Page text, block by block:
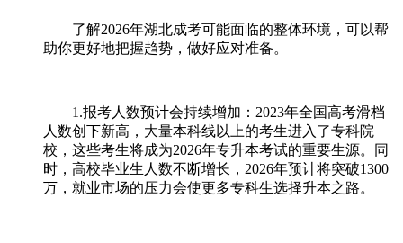
了解2026年湖北成考可能面临的整体环境，可以帮
助你更好地把握趋势，做好应对准备。
1.报考人数预计会持续增加：2023年全国高考滑档
人数创下新高，大量本科线以上的考生进入了专科院
校，这些考生将成为2026年专升本考试的重要生源。同
时，高校毕业生人数不断增长，2026年预计将突破1300
万，就业市场的压力会使更多专科生选择升本之路。